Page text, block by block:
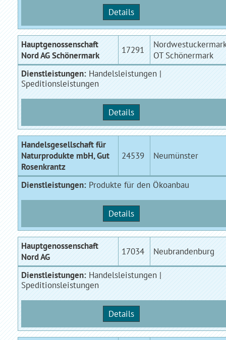
Details
Hauptgenossenschaft
Nord AG Schönermark
17291
OT Schönermark
Dienstleistungen: Handelsleistungen |
Speditionsleistungen
Details
Handelsgesellschaft für
Naturprodukte mbH, Gut
Rosenkrantz
24539 Neumünster
Dienstleistungen: Produkte für den Ökoanbau
Details
Hauptgenossenschaft
Nord AG
17034 Neubrandenburg
Dienstleistungen: Handelsleistungen |
Speditionsleistungen
Details